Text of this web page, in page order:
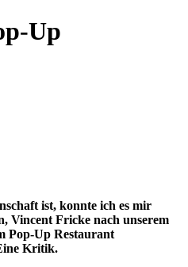
Up
ist, konnte ich es mir
Vincent Fricke nach unserem
Pop-Up Restaurant
Kritik.